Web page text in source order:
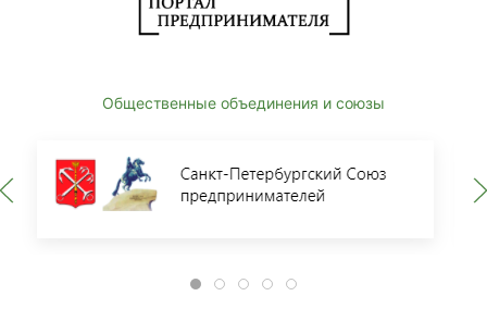
Общественные объединения и союзы